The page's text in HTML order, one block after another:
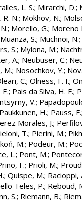
L. S.; Mirarchi, D.;
N.; Mokhov, N.;
; Morello, G.; Moreno
Muanza, S.; Muchnoi, N.;
S.; Mylona, M.;
A.; Neubüser, C.;
M.; Nosochkov, Y.;
C.; Olness, F. I.;
E.; Pais da Silva, H. F.;
V.;
Paukkunen, H.; Pauss, F.
Morales, J.;
T.; Pierini, M.;
M.; Podeur, M.;
L.; Pont, M.;
F.; Prioli, M.;
; Quispe, M.; Racioppi,
Teles, P.; Reboud,
S.; Riemann, B.;